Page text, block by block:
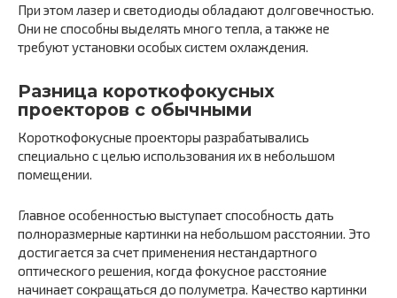
При этом лазер и светодиоды обладают долговечностью.
Они не способны выделять много тепла, а также не
требуют установки особых систем охлаждения.
Разница короткофокусных
проекторов с обычными
Короткофокусные проекторы разрабатывались
специально с целью использования их в небольшом
помещении.
Главное особенностью выступает способность дать
полноразмерные картинки на небольшом расстоянии. Это
достигается за счет применения нестандартного
оптического решения, когда фокусное расстояние
начинает сокращаться до полуметра. Качество картинки